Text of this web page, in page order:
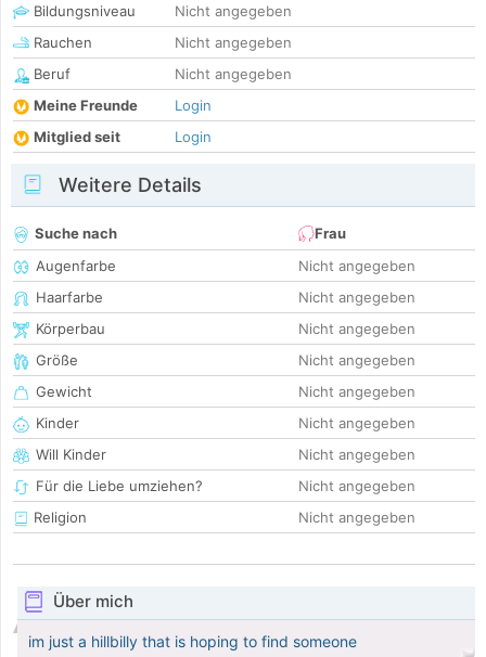
Bildungsniveau
Nicht angegeben
Rauchen
Nicht angegeben
Beruf
Nicht angegeben
Meine Freunde
Login
Mitglied seit
Login
Weitere Details
Suche nach
Frau
Augenfarbe
Nicht angegeben
Haarfarbe
Nicht angegeben
Körperbau
Nicht angegeben
Größe
Nicht angegeben
Gewicht
Nicht angegeben
Kinder
Nicht angegeben
Will Kinder
Nicht angegeben
Für die Liebe umziehen?
Nicht angegeben
Religion
Nicht angegeben
Über mich
im just a hillbilly that is hoping to find someone